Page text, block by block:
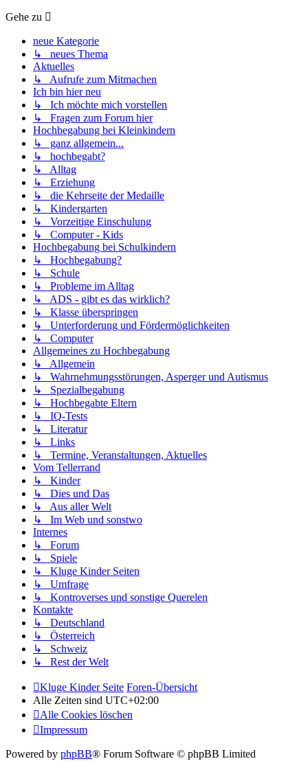
Gehe zu
neue Kategorie
↳ neues Thema
Aktuelles
↳ Aufrufe zum Mitmachen
Ich bin hier neu
↳ Ich möchte mich vorstellen
↳ Fragen zum Forum hier
Hochbegabung bei Kleinkindern
↳ ganz allgemein...
↳ hochbegabt?
↳ Alltag
↳ Erziehung
↳ die Kehrseite der Medaille
↳ Kindergarten
↳ Vorzeitige Einschulung
↳ Computer - Kids
Hochbegabung bei Schulkindern
↳ Hochbegabung?
↳ Schule
↳ Probleme im Alltag
↳ ADS - gibt es das wirklich?
↳ Klasse überspringen
↳ Unterforderung und Fördermöglichkeiten
↳ Computer
Allgemeines zu Hochbegabung
↳ Allgemein
↳ Wahrnehmungsstörungen, Asperger und Autismus
↳ Spezialbegabung
↳ Hochbegabte Eltern
↳ IQ-Tests
↳ Literatur
↳ Links
↳ Termine, Veranstaltungen, Aktuelles
Vom Tellerrand
↳ Kinder
↳ Dies und Das
↳ Aus aller Welt
↳ Im Web und sonstwo
Internes
↳ Forum
↳ Spiele
↳ Kluge Kinder Seiten
↳ Umfrage
↳ Kontroverses und sonstige Querelen
Kontakte
↳ Deutschland
↳ Österreich
↳ Schweiz
↳ Rest der Welt
Kluge Kinder Seite Foren-Übersicht
Alle Zeiten sind UTC+02:00
Alle Cookies löschen
Impressum
Powered by phpBB® Forum Software © phpBB Limited